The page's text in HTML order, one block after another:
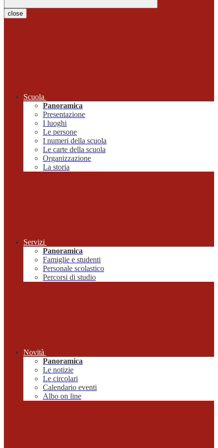
close
Scuola
Panoramica
Presentazione
I luoghi
Le persone
I numeri della scuola
Le carte della scuola
Organizzazione
La storia
Servizi
Panoramica
Famiglie e studenti
Personale scolastico
Percorsi di studio
Novità
Panoramica
Le notizie
Le circolari
Calendario eventi
Albo on line